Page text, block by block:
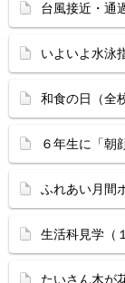
台風接近・通
いよいよ水泳
和食の日（全
６年生に「朝
ふれあい月間
生活科見学（
たいさん木が